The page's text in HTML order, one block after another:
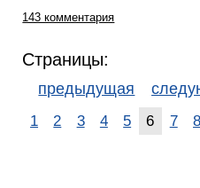
143 комментария
Страницы:
предыдущая
1 2 3 4 5 6 7 8